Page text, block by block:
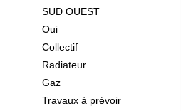
SUD OUEST
Oui
Collectif
Radiateur
Gaz
Travaux à prévoir